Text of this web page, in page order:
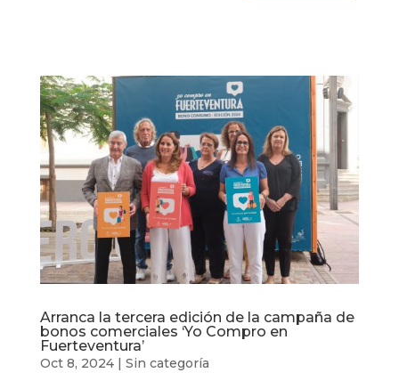
Arranca la tercera edición de la campaña de
bonos comerciales ‘Yo Compro en
Fuerteventura’
Oct 8, 2024| Sin categoría